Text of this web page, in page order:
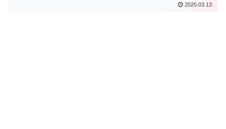
2025.03.13